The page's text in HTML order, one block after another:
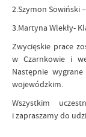
2.Szymon Sowiński
3.Martyna Wlekły-
Zwycięskie prace
w Czarnkowie i
Następnie
wojewódzkim.
Wszystkim
i zapraszamy do